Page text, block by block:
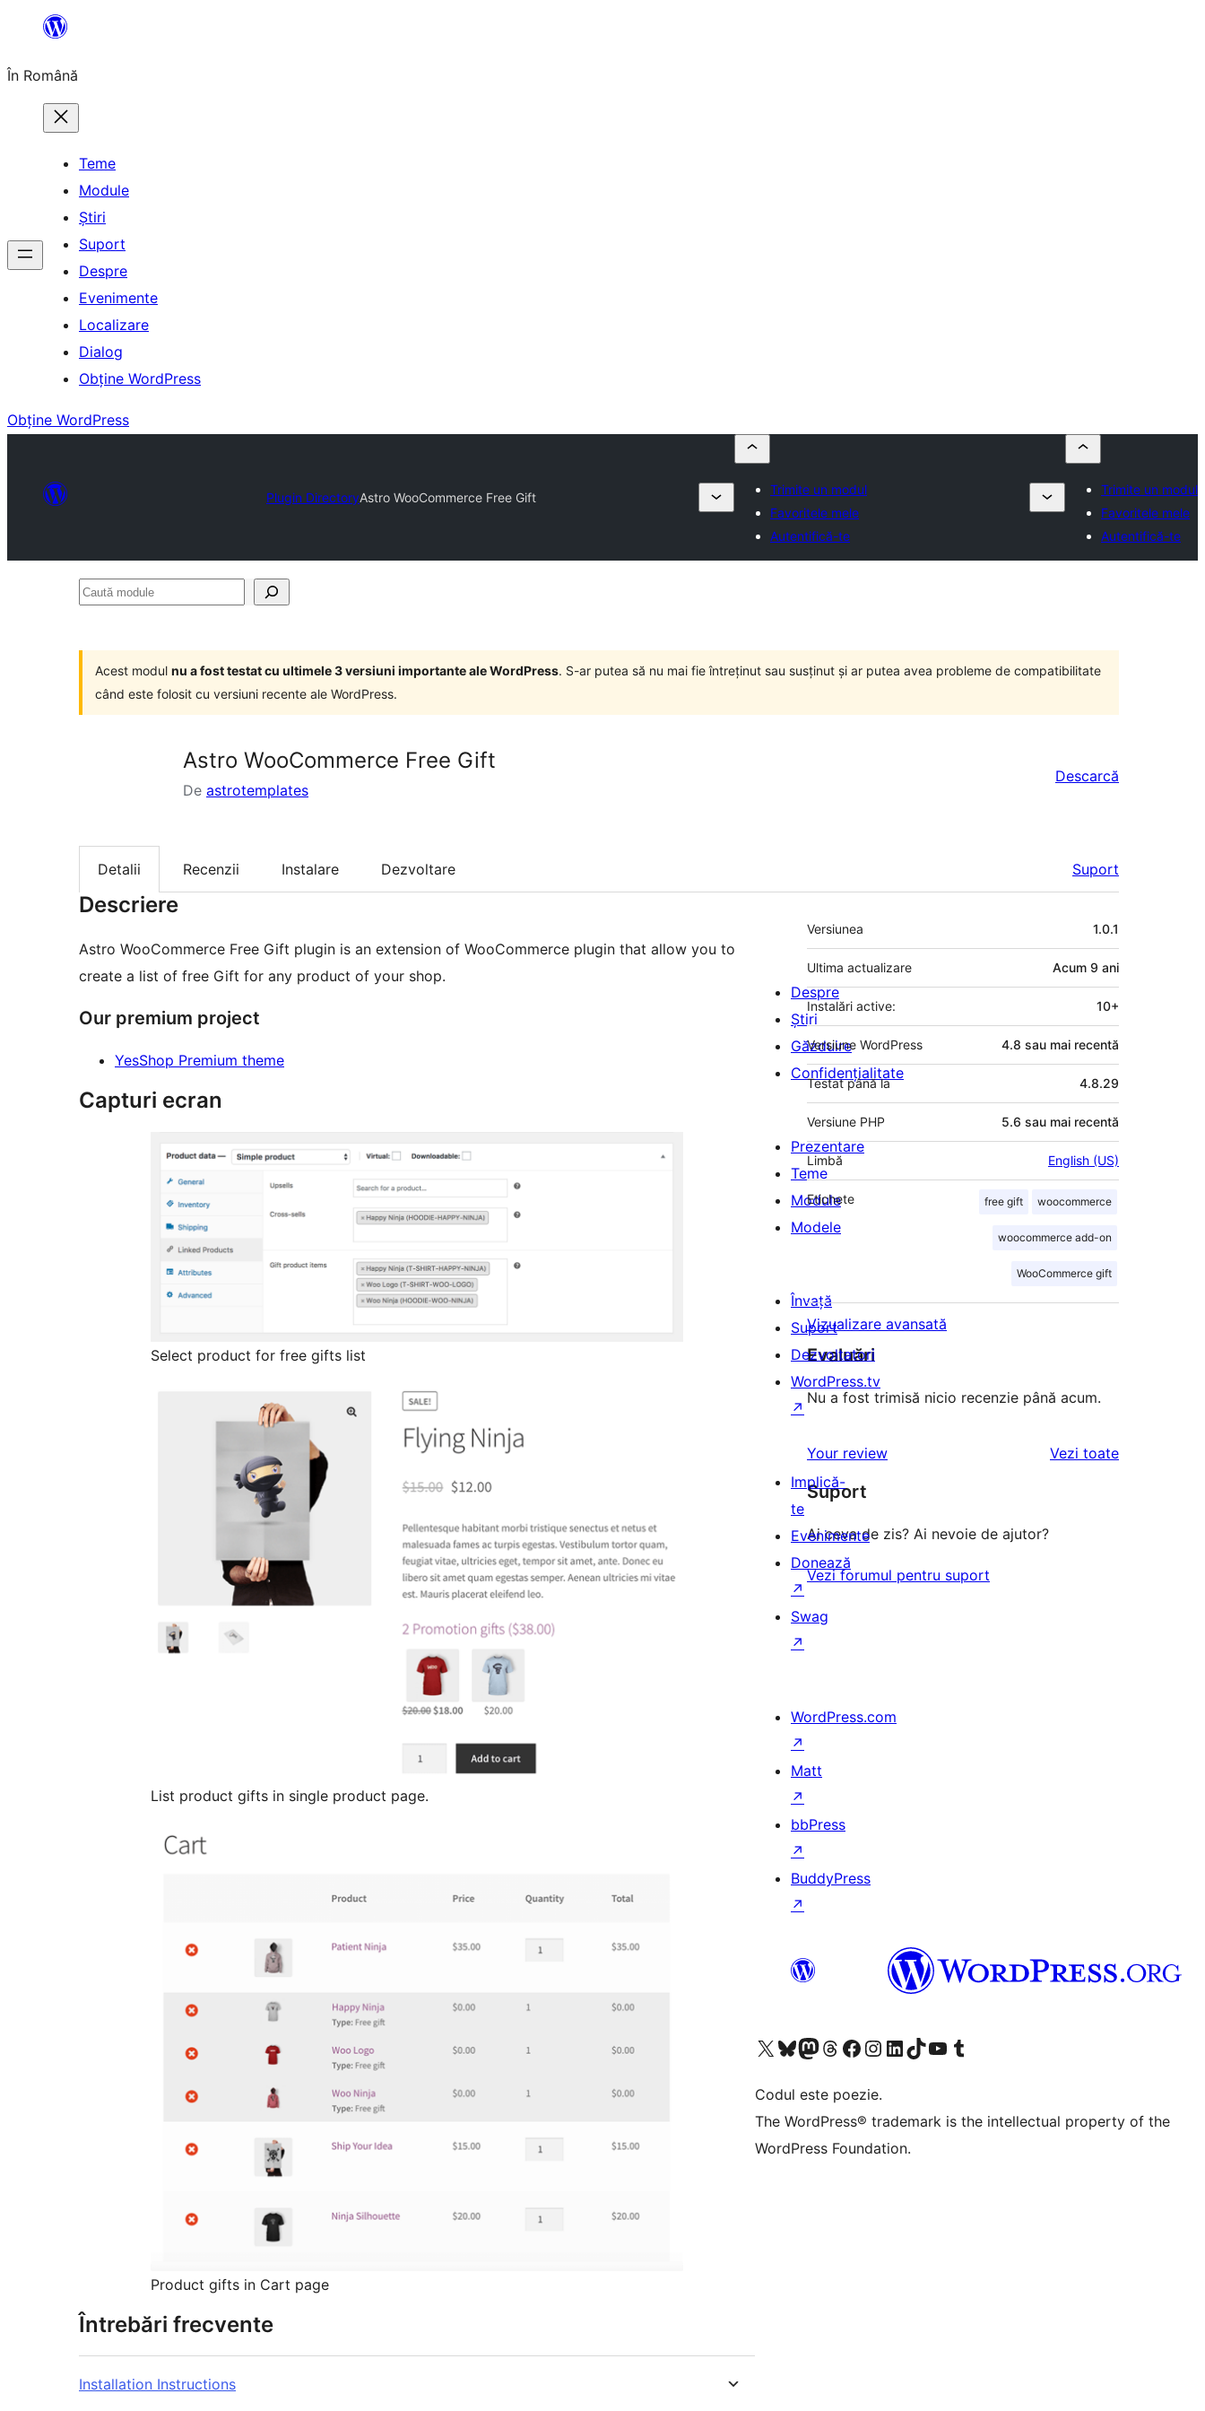
conținut
În Română
Teme
Module
Știri
Suport
Despre
Evenimente
Localizare
Dialog
Obține WordPress
Obține WordPress
Plugin DirectoryAstro WooCommerce Free Gift
Trimite un modul
Favoritele mele
Autentifică-te
Trimite un modul
Favoritele mele
Autentifică-te
Caută
Acest modul nu a fost testat cu ultimele 3 versiuni importante ale WordPress. S-ar putea să nu mai fie întreținut sau susținut și ar putea avea probleme de compatibilitate
când este folosit cu versiuni recente ale WordPress.
Astro WooCommerce Free Gift
De astrotemplates
Descarcă
Detalii Recenzii Instalare Dezvoltare Suport
Descriere
Astro WooCommerce Free Gift plugin is an extension of WooCommerce plugin that allow you to
create a list of free Gift for any product of your shop.
Our premium project
YesShop Premium theme
Capturi ecran
Select product for free gifts list
List product gifts in single product page.
Product gifts in Cart page
Întrebări frecvente
Installation Instructions
Meta
Versiunea 1.0.1
Ultima actualizare Acum 9 ani
Instalări active: 10+
Versiune WordPress 4.8 sau mai recentă
Testat până la 4.8.29
Versiune PHP 5.6 sau mai recentă
Limbă English (US)
Etichete free gift woocommerce
woocommerce add-on
WooCommerce gift
Vizualizare avansată
Evaluări
Nu a fost trimisă nicio recenzie până acum.
Your review Vezi toaterecenziile
Suport
Ai ceva de zis? Ai nevoie de ajutor?
Vezi forumul pentru suport
Despre
Știri
Găzduire
Confidențialitate
Prezentare
Teme
Module
Modele
Învață
Suport
Dezvoltatori
WordPress.tv
↗
Implică-
te
Evenimente
Donează
↗
Swag
↗
WordPress.com
↗
Matt
↗
bbPress
↗
BuddyPress
↗
Mergi la contul nostru X (fost Twitter)
Vizitează contul nostru Bluesky
Vizitează contul nostru Mastodon
Vizitează contul nostru Threads
Vizitează pagina noastră Facebook
Vizitează-ne pe Instagram
Vizitează-ne pe LinkedIn
Vizitează contul nostru TikTok
Vizitează canalul nostru YouTube
Vizitează contul nostru Tumblr
Codul este poezie.
The WordPress® trademark is the intellectual property of the
WordPress Foundation.